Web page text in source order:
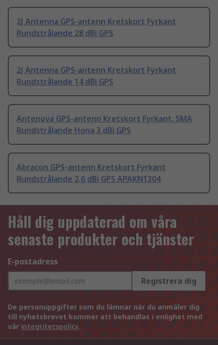
2J Antenna GPS-antenn Kretskort Fyrkant
Rundstrålande 28 dBi GPS
2J Antenna GPS-antenn Kretskort Fyrkant
Rundstrålande 14 dBi GPS
Antenova GPS-antenn Kretskort Fyrkant, SMA
Rundstrålande Hona 3 dBi GPS
Abracon GPS-antenn Kretskort Fyrkant
Rundstrålande 2.6 dBi GPS APAKN1304
Håll dig uppdaterad om våra
senaste produkter och tjänster
E-postadress
Registrera dig
De personuppgifter som du lämnar när du anmäler dig
till nyhetsbrevet kommer att behandlas i enlighet med
vår integritetspolicy.